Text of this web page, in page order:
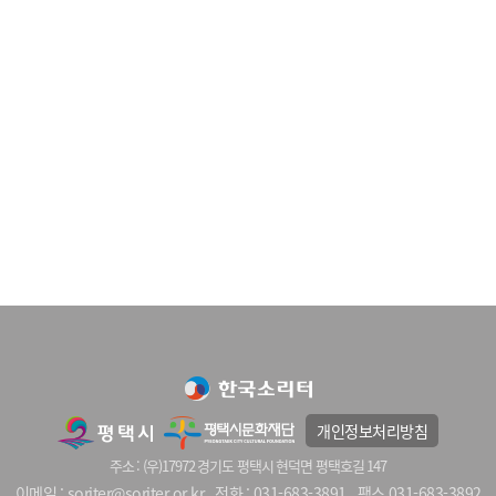
개인정보처리방침
주소 : (우)17972 경기도 평택시 현덕면 평택호길 147